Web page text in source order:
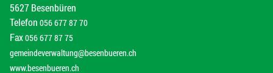
5627 Besenbüren
Telefon 056 677 87 70
Fax056 677 87 75
gemeindeverwaltung@besenbueren.ch
www.besenbueren.ch